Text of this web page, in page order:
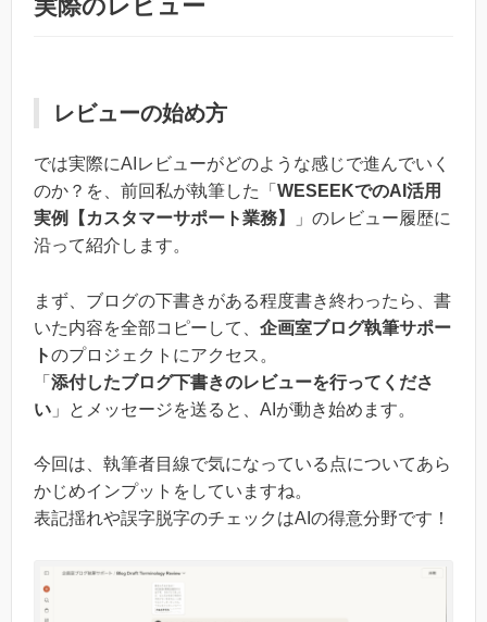
実際のレビュー
レビューの始め方
では実際にAIレビューがどのような感じで進んでいく
のか？を、前回私が執筆した「 WESEEKでのAI活用
実例【カスタマーサポート業務】
」のレビュー履歴に
沿って紹介します。
まず、ブログの下書きがある程度書き終わったら、書
いた内容を全部コピーして、 企画室ブログ執筆サポー
トのプロジェクトにアクセス。
「 添付したブログ下書きのレビューを行ってくださ
い 」とメッセージを送ると、AIが動き始めます。
今回は、執筆者目線で気になっている点についてあら
かじめインプットをしていますね。
表記揺れや誤字脱字のチェックはAIの得意分野です！